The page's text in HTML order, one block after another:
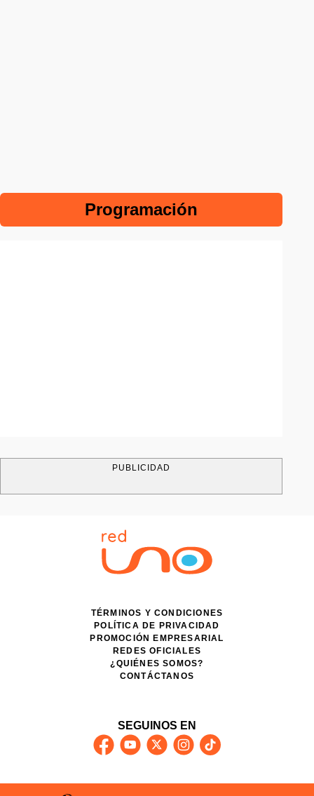
Programación
PUBLICIDAD
TÉRMINOS Y CONDICIONES
POLÍTICA DE PRIVACIDAD
PROMOCIÓN EMPRESARIAL
REDES OFICIALES
¿QUIÉNES SOMOS?
CONTÁCTANOS
SEGUINOS EN